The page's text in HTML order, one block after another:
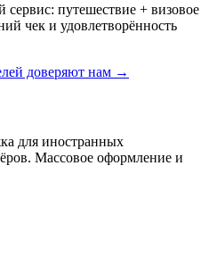
путешествие + визовое
чек и удовлетворённость
доверяют нам →
для иностранных
Массовое оформление и